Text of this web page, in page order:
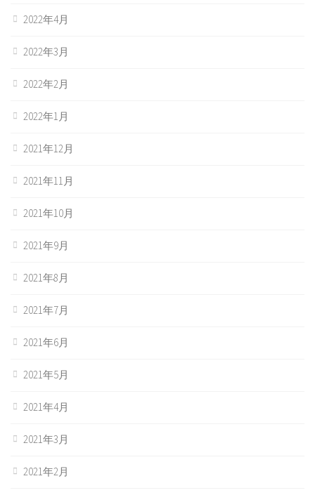
2022年4月
2022年3月
2022年2月
2022年1月
2021年12月
2021年11月
2021年10月
2021年9月
2021年8月
2021年7月
2021年6月
2021年5月
2021年4月
2021年3月
2021年2月